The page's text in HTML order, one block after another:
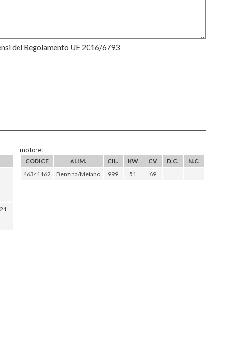
del Regolamento UE 2016/6793
motore:
CODICE ALIM. CIL. KW CV D.C.
N.C.
46341162
Benzina/Metano 999 51 69